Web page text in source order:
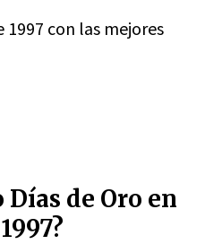
1997 con las mejores
de Oro en